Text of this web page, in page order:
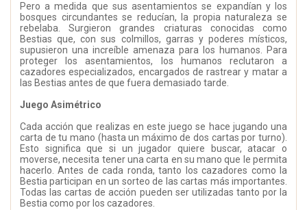
Pero a medida que sus asentamientos se expandían y los
bosques circundantes se reducían, la propia naturaleza se
rebelaba. Surgieron grandes criaturas conocidas como
Bestias que, con sus colmillos, garras y poderes místicos,
supusieron una increíble amenaza para los humanos. Para
proteger los asentamientos, los humanos reclutaron a
cazadores especializados, encargados de rastrear y matar a
las Bestias antes de que fuera demasiado tarde.
Juego Asimétrico
Cada acción que realizas en este juego se hace jugando una
carta de tu mano (hasta un máximo de dos cartas por turno).
Esto significa que si un jugador quiere buscar, atacar o
moverse, necesita tener una carta en su mano que le permita
hacerlo. Antes de cada ronda, tanto los cazadores como la
Bestia participan en un sorteo de las cartas más importantes.
Todas las cartas de acción pueden ser utilizadas tanto por la
Bestia como por los cazadores.